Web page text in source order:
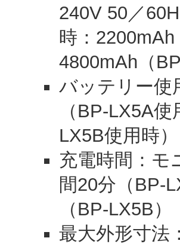
240V 50／
時：
4800mAh（
バッテリー使
（BP-LX5A
LX5B使用時）
充電時間：モ
間20分（BP-
（BP-LX5B）
最大外形寸法